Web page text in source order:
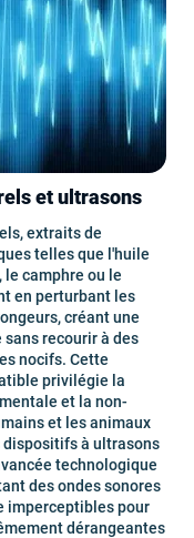
et ultrasons
extraits de
telles que l'huile
camphre ou le
en perturbant les
créant une
recourir à des
nocifs. Cette
privilégie la
et la non-
et les animaux
dispositifs à ultrasons
technologique
des ondes sonores
imperceptibles pour
dérangeantes